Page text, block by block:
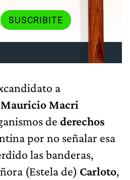
SUSCRIBITE
a
Mauricio Macri
de derechos
por no señalar esa
las banderas,
(Estela de) Carloto,